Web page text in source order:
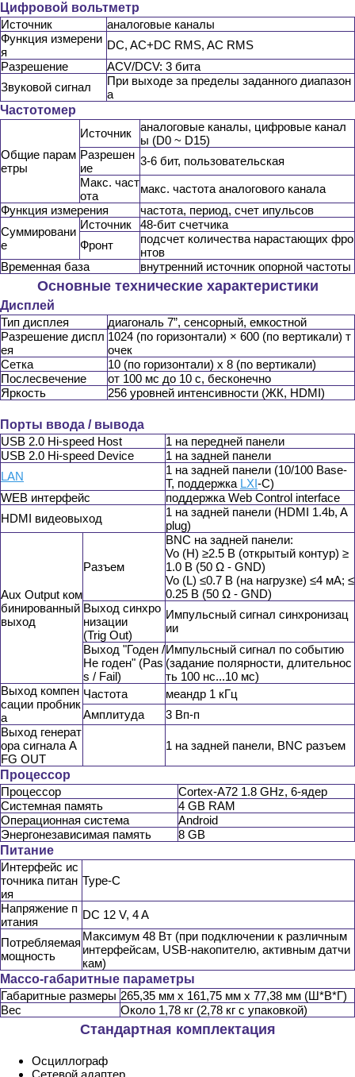
Цифровой вольтметр
Источник
аналоговые каналы
Функция измерени
я
DC, AC+DC RMS, AC RMS
Разрешение
ACV/DCV: 3 бита
Звуковой сигнал
При выходе за пределы заданного диапазон
а
Частотомер
Общие парам
етры
Источник
аналоговые каналы, цифровые канал
ы (D0 ~ D15)
Разрешен
ие
3-6 бит, пользовательская
Макс. част
ота
макс. частота аналогового канала
Функция измерения
частота, период, счет ипульсов
Суммировани
е
Источник
48-бит счетчика
Фронт
подсчет количества нарастающих фро
нтов
Временная база
внутренний источник опорной частоты
Основные технические характеристики
Дисплей
Тип дисплея
диагональ 7”, сенсорный, емкостной
Разрешение диспл
ея
1024 (по горизонтали) × 600 (по вертикали) т
очек
Сетка
10 (по горизонтали) x 8 (по вертикали)
Послесвечение
от 100 мс до 10 с, бесконечно
Яркость
256 уровней интенсивности (ЖК, HDMI)
Порты ввода / вывода
USB 2.0 Hi-speed Host
1 на передней панели
USB 2.0 Hi-speed Device
1 на задней панели
LAN
1 на задней панели (10/100 Base-
T, поддержка LXI-C)
WEB интерфейс
поддержка Web Control interface
HDMI видеовыход
1 на задней панели (HDMI 1.4b, A
plug)
Aux Output ком
бинированный
выход
Разъем
BNC на задней панели:
Vo (H) ≥2.5 В (открытый контур) ≥
1.0 В (50 Ω - GND)
Vo (L) ≤0.7 В (на нагрузке) ≤4 мА; ≤
0.25 В (50 Ω - GND)
Выход синхро
низации
(Trig Out)
Импульсный сигнал синхронизац
ии
Выход "Годен /
Не годен" (Pas
s / Fail)
Импульсный сигнал по событию
(задание полярности, длительнос
ть 100 нс...10 мс)
Выход компен
сации пробник
а
Частота
меандр 1 кГц
Амплитуда
3 Вп-п
Выход генерат
ора сигнала A
FG OUT
1 на задней панели, BNC разъем
Процессор
Процессор
Cortex-A72 1.8 GHz, 6-ядер
Системная память
4 GB RAM
Операционная система
Android
Энергонезависимая память
8 GB
Питание
Интерфейс ис
точника питан
ия
Type-C
Напряжение п
итания
DC 12 V, 4 A
Потребляемая
мощность
Максимум 48 Вт (при подключении к различным
интерфейсам, USB-накопителю, активным датчи
кам)
Массо-габаритные параметры
Габаритные размеры 265,35 мм x 161,75 мм x 77,38 мм (Ш*В*Г)
Вес
Около 1,78 кг (2,78 кг с упаковкой)
Стандартная комплектация
Осциллограф
Сетевой адаптер